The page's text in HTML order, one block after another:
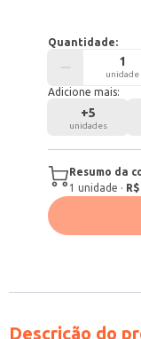
Quantidade:
unidade
Adicione mais:
+5
unidades
Resumo da
1 unidade ·
Descrição do